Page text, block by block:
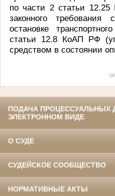
по части 2 статьи
законного требования
остановке
статьи 12.8 КоАП РФ
средством в состоянии
ПОДАЧА ПРОЦЕССУАЛЬНЫХ
ЭЛЕКТРОННОМ ВИДЕ
О СУДЕ
СУДЕЙСКОЕ СООБЩЕСТВО
НОРМАТИВНЫЕ АКТЫ